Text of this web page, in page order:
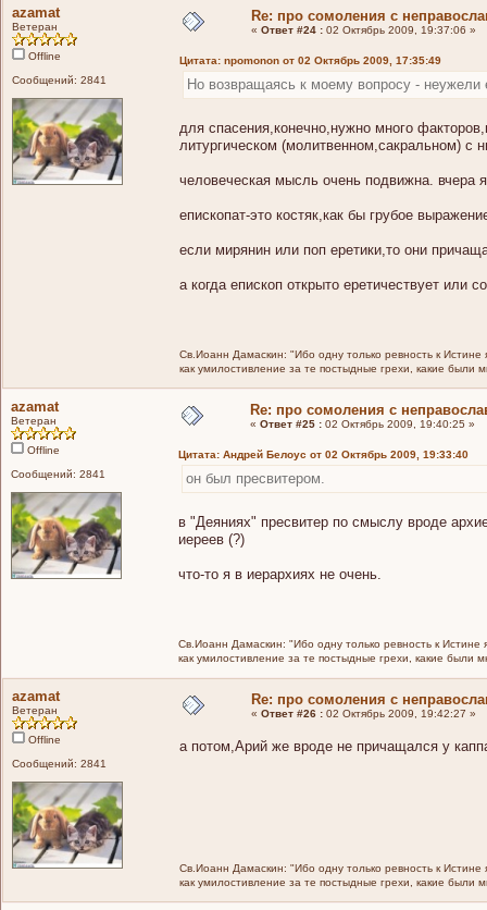
azamat
Ветеран
Offline
Сообщений: 2841
Re: про сомоления с
« Ответ #24 : 02 Октябрь 2009, 19:37:06 »
Цитата: npomonon от 02 Октябрь 2009, 17:35:49
Но возвращаясь к моему вопросу - неужели
для спасения,конечно,нужно много
литургическом (молитвенном,сакральном) с
человеческая мысль очень подвижна. вчера
епископат-это костяк,как бы грубое
если мирянин или поп еретики,то они
а когда епископ открыто еретичествует
Св.Иоанн Дамаскин: "Ибо одну только ревность к
как умилостивление за те постыдные грехи, какие были
azamat
Ветеран
Offline
Сообщений: 2841
Re: про сомоления с
« Ответ #25 : 02 Октябрь 2009, 19:40:25 »
Цитата: Андрей Белоус от 02 Октябрь 2009, 19:33:40
он был пресвитером.
в "Деяниях" пресвитер по смыслу вроде
иереев (?)
что-то я в иерархиях не очень.
Св.Иоанн Дамаскин: "Ибо одну только ревность к
как умилостивление за те постыдные грехи, какие были
azamat
Ветеран
Offline
Сообщений: 2841
Re: про сомоления с
« Ответ #26 : 02 Октябрь 2009, 19:42:27 »
а потом,Арий же вроде не причащался у
Св.Иоанн Дамаскин: "Ибо одну только ревность к
как умилостивление за те постыдные грехи, какие были